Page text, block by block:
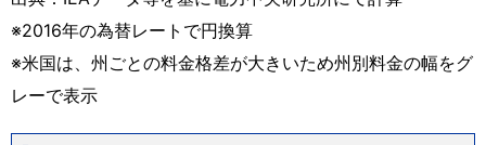
※2016年の為替レートで円換算
※米国は、州ごとの料金格差が大きいため州別料金の幅をグ
レーで表示